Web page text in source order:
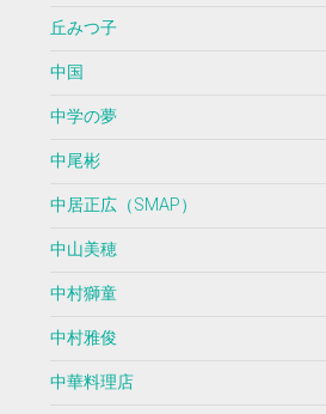
丘みつ子
中国
中学の夢
中尾彬
中居正広（SMAP）
中山美穂
中村獅童
中村雅俊
中華料理店